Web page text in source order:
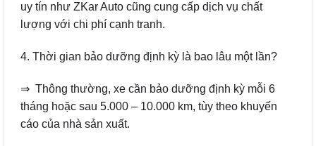
uy tín như ZKar Auto cũng cung cấp dịch vụ chất
lượng với chi phí cạnh tranh.
4. Thời gian bảo dưỡng định kỳ là bao lâu một lần?
⇒ Thông thường, xe cần bảo dưỡng định kỳ mỗi 6
tháng hoặc sau 5.000 – 10.000 km, tùy theo khuyến
cáo của nhà sản xuất.